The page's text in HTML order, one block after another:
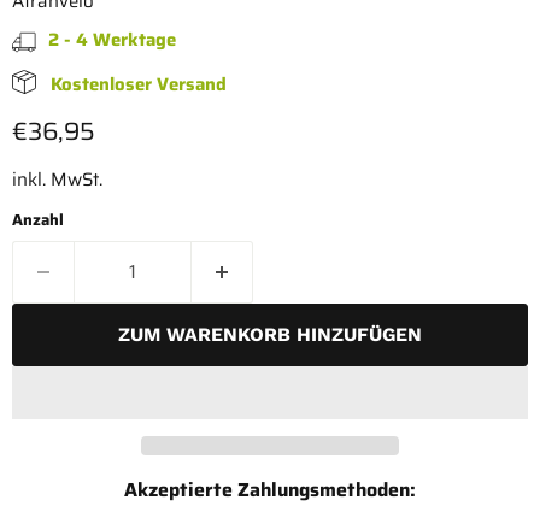
2 - 4 Werktage
Kostenloser Versand
Aktueller Preis
€36,95
inkl. MwSt.
Anzahl
ZUM WARENKORB HINZUFÜGEN
Akzeptierte Zahlungsmethoden: